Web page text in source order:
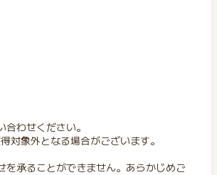
合わせください。
対象外となる場合がございます。
承ることができません。あらかじめご